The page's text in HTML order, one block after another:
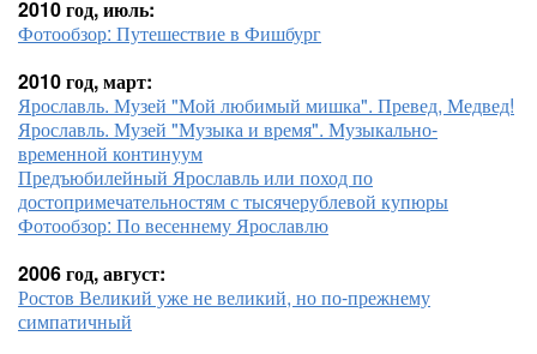
2010 год, июль:
Фотообзор: Путешествие в Фишбург
2010 год, март:
Ярославль. Музей "Мой любимый мишка". Превед, Медвед!
Ярославль. Музей "Музыка и время". Музыкально-
временной континуум
Предъюбилейный Ярославль или поход по
достопримечательностям с тысячерублевой купюры
Фотообзор: По весеннему Ярославлю
2006 год, август:
Ростов Великий уже не великий, но по-прежнему
симпатичный